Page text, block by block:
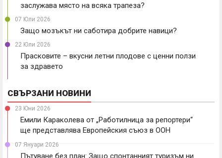
заслужава място на всяка трапеза?
07 Юли 2026
Защо мозъкът ни саботира добрите навици?
22 Юли 2026
Прасковите – вкусни летни плодове с ценни ползи
за здравето
СВЪРЗАНИ НОВИНИ
23 Юни 2026
Емили Караколева от „Работилница за репортери“
ще представлява Европейския съюз в ООН
07 Януари 2026
Пътуване без план: Защо спонтанният туризъм ни